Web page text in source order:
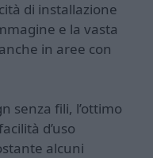
di installazione
e la vasta
in aree con
senza fili, l’ottimo
d’uso
alcuni